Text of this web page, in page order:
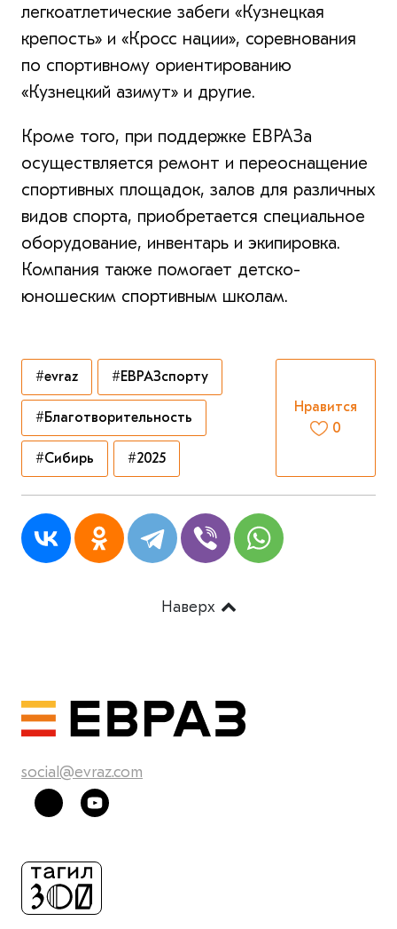
легкоатлетические забеги «Кузнецкая
крепость» и «Кросс нации», соревнования
по спортивному ориентированию
«Кузнецкий азимут» и другие.
Кроме того, при поддержке ЕВРАЗа
осуществляется ремонт и переоснащение
спортивных площадок, залов для различных
видов спорта, приобретается специальное
оборудование, инвентарь и экипировка.
Компания также помогает детско-
юношеским спортивным школам.
#evraz #ЕВРАЗспорту
#Благотворительность
#Сибирь #2025
Нравится
0
Наверх
social@evraz.com